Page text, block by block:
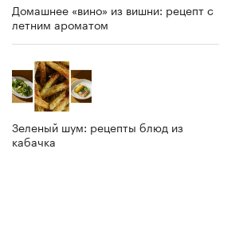
Домашнее «вино» из вишни: рецепт с
летним ароматом
Зеленый шум: рецепты блюд из
кабачка